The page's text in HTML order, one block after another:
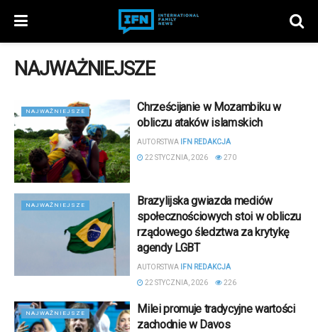
NAJWAŻNIEJSZE
NAJWAŻNIEJSZE
Chrześcijanie w Mozambiku w
obliczu ataków islamskich
AUTORSTWA
IFN REDAKCJA
22 STYCZNIA, 2026
270
NAJWAŻNIEJSZE
Brazylijska gwiazda mediów
społecznościowych stoi w obliczu
rządowego śledztwa za krytykę
agendy LGBT
AUTORSTWA
IFN REDAKCJA
22 STYCZNIA, 2026
226
NAJWAŻNIEJSZE
Milei promuje tradycyjne wartości
zachodnie w Davos